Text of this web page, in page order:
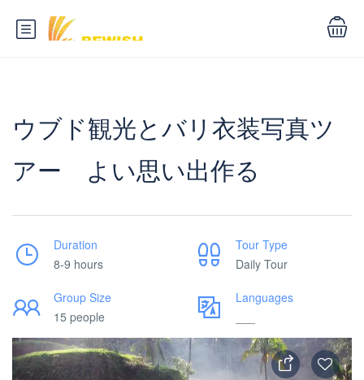
ウブド観光とバリ衣装写真ツ
アー よい思い出作る
Duration
8-9 hours
Tour Type
Daily Tour
Group Size
15 people
Languages